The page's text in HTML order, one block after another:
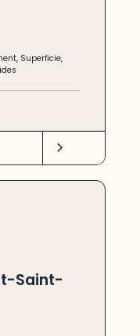
, Superficie,
Saint-